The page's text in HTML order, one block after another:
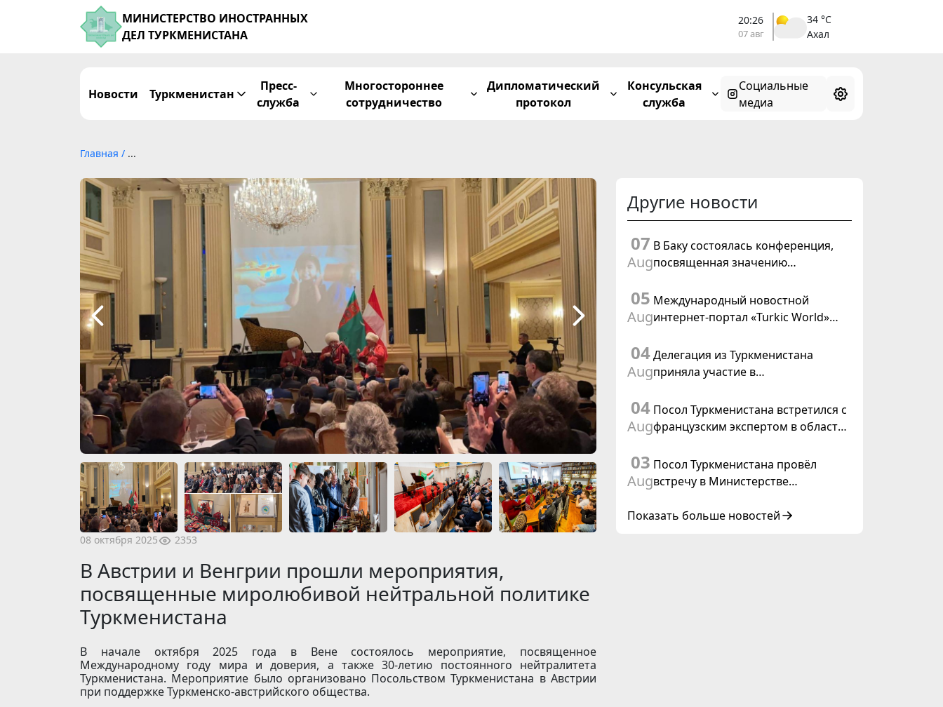
МИНИСТЕРСТВО ИНОСТРАННЫХ
ДЕЛ ТУРКМЕНИСТАНА
20:26
07 авг
34 °C
Ахал
Новости Туркменистан
Пресс-
служба
Многостороннее
сотрудничество
Дипломатический
протокол
Консульская
служба
Социальные
медиа
Главная / ...
08 октября 2025 2353
В Австрии и Венгрии прошли мероприятия,
посвященные миролюбивой нейтральной политике
Туркменистана
В начале октября 2025 года в Вене состоялось мероприятие, посвященное
Международному году мира и доверия, а также 30-летию постоянного нейтралитета
Туркменистана. Мероприятие было организовано Посольством Туркменистана в Австрии
при поддержке Туркменско-австрийского общества.
Другие новости
07
Aug
В Баку состоялась конференция,
посвященная значению
Маслахаты Туркменистана и
резолюции ООН «Год
05
Aug
Международный новостной
интернет-портал «Turkic World»
подготовки и проведения
заседания Халк Маслахаты
04
Aug
Делегация из Туркменистана
приняла участие в
цифровому коридору CAREC в
Исламабаде
04
Aug
Посол Туркменистана встретился с
французским экспертом в области
03
Aug
Посол Туркменистана провёл
встречу в Министерстве
Показать больше новостей